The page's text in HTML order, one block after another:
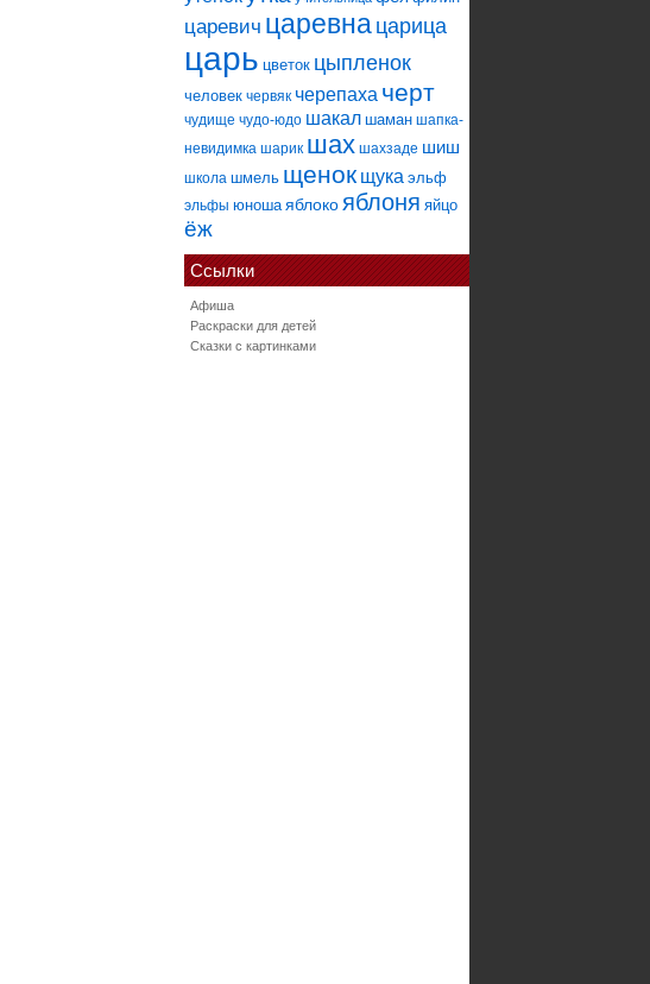
царевич царевна царица
царь цветок цыпленок
человек червяк черепаха черт
чудище чудо-юдо шакал шаман шапка-
невидимка шарик шах шахзаде шиш
школа шмель щенок щука эльф
эльфы юноша яблоко яблоня яйцо
ёж
Ссылки
Афиша
Раскраски для детей
Сказки с картинками